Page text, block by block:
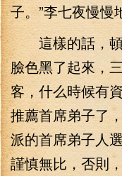
子。”李七夜慢慢
這樣的話，頓
臉色黑了起來，
客，什么時候有
推薦首席弟子了
派的首席弟子人
謹慎無比，否則